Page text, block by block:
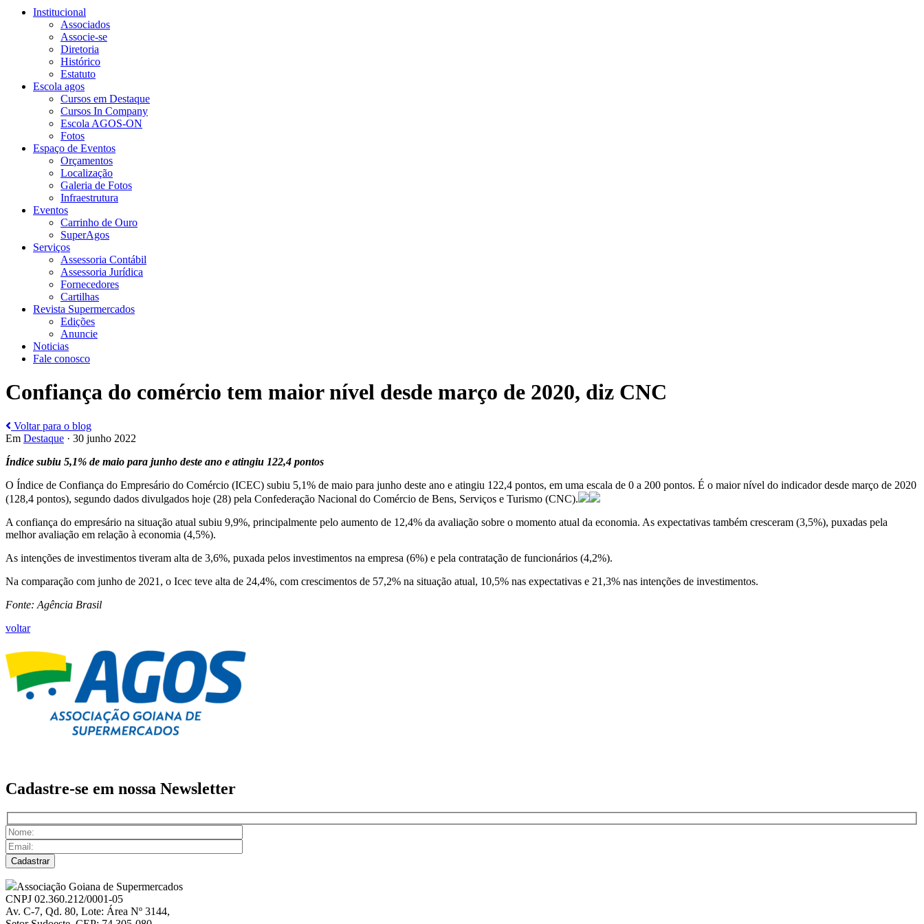
Institucional
Associados
Associe-se
Diretoria
Histórico
Estatuto
Escola agos
Cursos em Destaque
Cursos In Company
Escola AGOS-ON
Fotos
Espaço de Eventos
Orçamentos
Localização
Galeria de Fotos
Infraestrutura
Eventos
Carrinho de Ouro
SuperAgos
Serviços
Assessoria Contábil
Assessoria Jurídica
Fornecedores
Cartilhas
Revista Supermercados
Edições
Anuncie
Noticias
Fale conosco
Confiança do comércio tem maior nível desde março de 2020, diz CNC
Voltar para o blog
Em Destaque · 30 junho 2022
Índice subiu 5,1% de maio para junho deste ano e atingiu 122,4 pontos
O Índice de Confiança do Empresário do Comércio (ICEC) subiu 5,1% de maio para junho deste ano e atingiu 122,4 pontos, em uma escala de 0 a 200 pontos. É o maior nível do indicador desde março de 2020
(128,4 pontos), segundo dados divulgados hoje (28) pela Confederação Nacional do Comércio de Bens, Serviços e Turismo (CNC).
A confiança do empresário na situação atual subiu 9,9%, principalmente pelo aumento de 12,4% da avaliação sobre o momento atual da economia. As expectativas também cresceram (3,5%), puxadas pela
melhor avaliação em relação à economia (4,5%).
As intenções de investimentos tiveram alta de 3,6%, puxada pelos investimentos na empresa (6%) e pela contratação de funcionários (4,2%).
Na comparação com junho de 2021, o Icec teve alta de 24,4%, com crescimentos de 57,2% na situação atual, 10,5% nas expectativas e 21,3% nas intenções de investimentos.
Fonte: Agência Brasil
voltar
Cadastre-se em nossa Newsletter
Associação Goiana de Supermercados
CNPJ 02.360.212/0001-05
Av. C-7, Qd. 80, Lote: Área Nº 3144,